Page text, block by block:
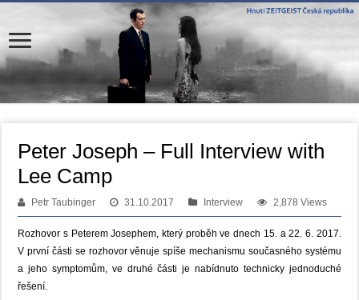
Peter Joseph – Full Interview with
Lee Camp
Petr Taubinger 31.10.2017 Interview 2,878 Views
Rozhovor s Peterem Josephem, který proběh ve dnech 15. a 22. 6. 2017.
V první části se rozhovor věnuje spíše mechanismu současného systému
a jeho symptomům, ve druhé části je nabídnuto technicky jednoduché
řešení.